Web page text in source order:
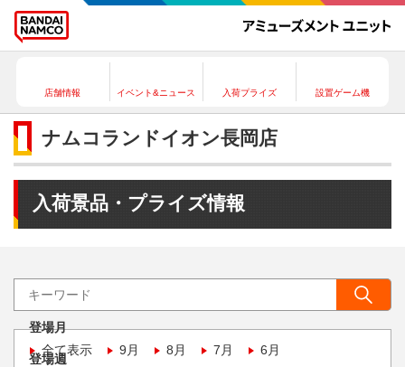
店舗情報 イベント&ニュース 入荷プライズ 設置ゲーム機
ナムコランドイオン長岡店
入荷景品・プライズ情報
登場月
全て表示
9月 8月 7月 6月
登場週